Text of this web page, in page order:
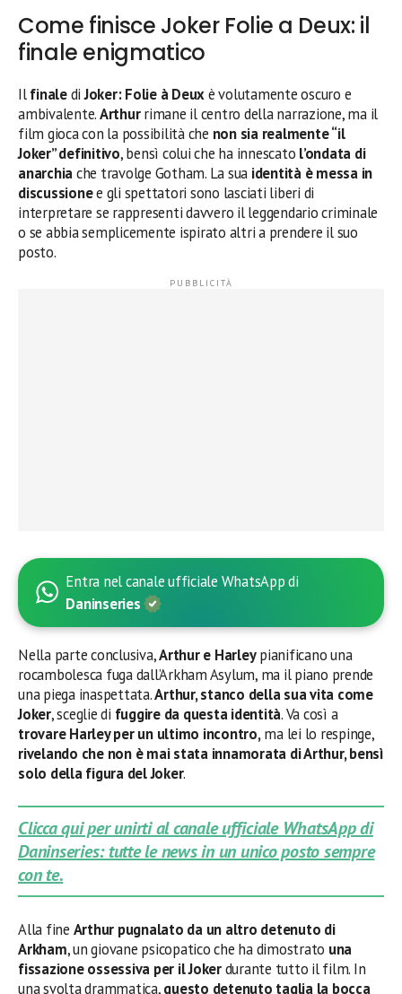
Come finisce Joker Folie a Deux: il
finale enigmatico
IlfinalediJoker: Folie à Deuxè volutamente oscuro e
ambivalente.Arthurrimane il centro della narrazione, ma il
film gioca con la possibilità che non sia realmente “il
Joker” definitivo, bensì colui che ha innescato l’ondata di
anarchiache travolge Gotham. La sua identità è messa in
discussionee gli spettatori sono lasciati liberi di
interpretare se rappresenti davvero il leggendario criminale
o se abbia semplicemente ispirato altri a prendere il suo
posto.
Entra nel canale ufficiale WhatsApp di
Daninseries
Nella parte conclusiva,Arthur e Harleypianificano una
rocambolesca fuga dall’Arkham Asylum, ma il piano prende
una piega inaspettata.Arthur, stanco della sua vita come
Joker, sceglie di fuggire da questa identità. Va così a
trovare Harley per un ultimo incontro,ma lei lo respinge,
rivelando che non è mai stata innamorata di Arthur, bensì
solo della figura del Joker.
Clicca qui per unirti al canale ufficiale WhatsApp di
Daninseries: tutte le news in un unico posto sempre
con te.
Alla fine Arthur pugnalato da un altro detenuto di
Arkham, un giovane psicopatico che ha dimostrato una
fissazione ossessiva per il Jokerdurante tutto il film. In
una svolta drammatica,questo detenuto taglia la bocca